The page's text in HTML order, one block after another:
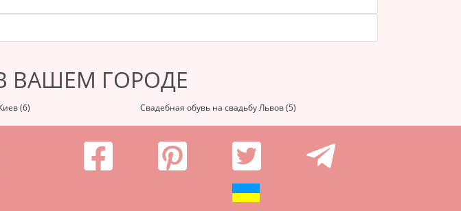
ВАШЕМ ГОРОДЕ
(6) Свадебная обувь на свадьбу Львов (5)